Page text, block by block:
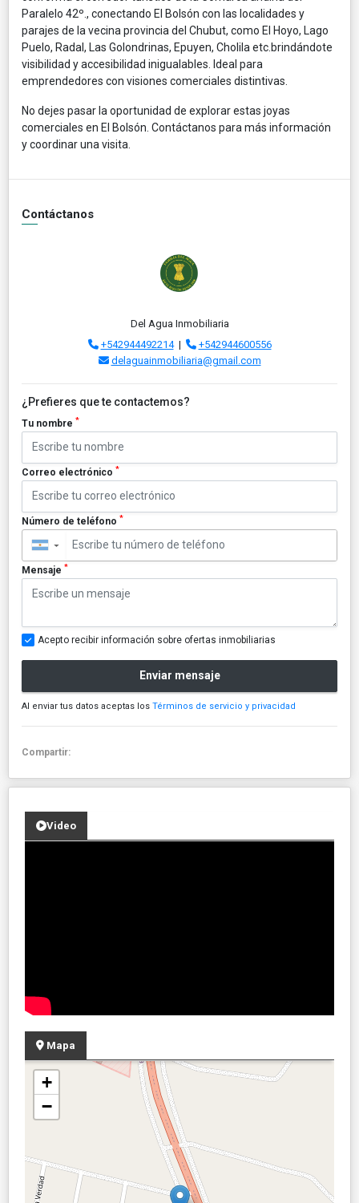
Paralelo 42º., conectando El Bolsón con las localidades y
parajes de la vecina provincia del Chubut, como El Hoyo, Lago
Puelo, Radal, Las Golondrinas, Epuyen, Cholila etc.brindándote
visibilidad y accesibilidad inigualables. Ideal para
emprendedores con visiones comerciales distintivas.
No dejes pasar la oportunidad de explorar estas joyas
comerciales en El Bolsón. Contáctanos para más información
y coordinar una visita.
Contáctanos
Del Agua Inmobiliaria
+542944492214|
+542944600556
delaguainmobiliaria@gmail.com
¿Prefieres que te contactemos?
Tu nombre *
Correo electrónico *
Número de teléfono *
▼
Mensaje *
Acepto recibir información sobre ofertas inmobiliarias
Enviar mensaje
Al enviar tus datos aceptas los Términos de servicio y privacidad
Compartir:
Video
Mapa
+
−